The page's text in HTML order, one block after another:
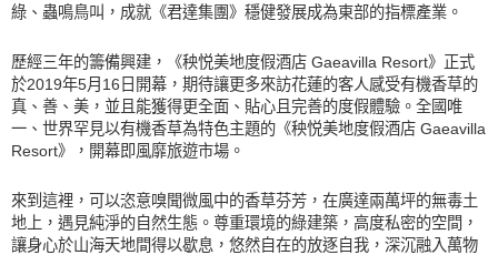
綠、蟲鳴鳥叫，成就《君達集團》穩健發展成為東部的指標產業。
歷經三年的籌備興建，《秧悦美地度假酒店 Gaeavilla Resort》正式
於2019年5月16日開幕，期待讓更多來訪花蓮的客人感受有機香草的
真、善、美，並且能獲得更全面、貼心且完善的度假體驗。全國唯
一、世界罕見以有機香草為特色主題的《秧悦美地度假酒店 Gaeavilla
Resort》，開幕即風靡旅遊市場。
來到這裡，可以恣意嗅聞微風中的香草芬芳，在廣達兩萬坪的無毒土
地上，遇見純淨的自然生態。尊重環境的綠建築，高度私密的空間，
讓身心於山海天地間得以歇息，悠然自在的放逐自我，深沉融入萬物